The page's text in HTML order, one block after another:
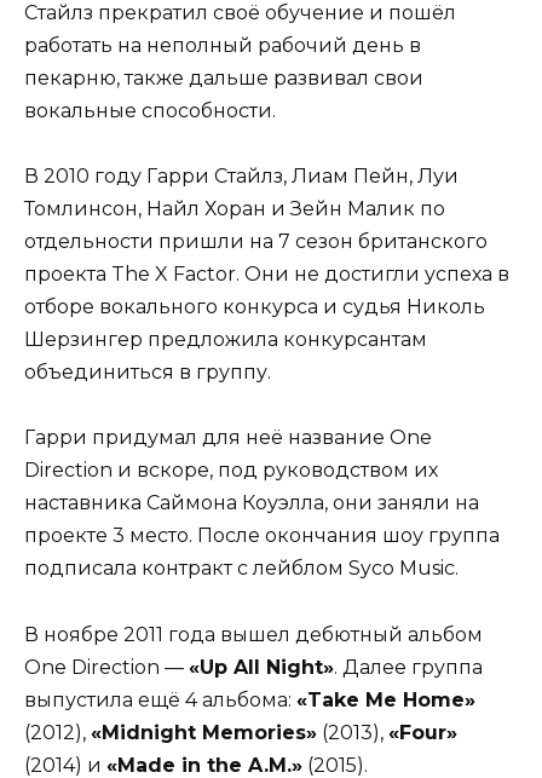
Стайлз прекратил своё обучение и пошёл
работать на неполный рабочий день в
пекарню, также дальше развивал свои
вокальные способности.
В 2010 году Гарри Стайлз, Лиам Пейн, Луи
Томлинсон, Найл Хоран и Зейн Малик по
отдельности пришли на 7 сезон британского
проекта The X Factor. Они не достигли успеха в
отборе вокального конкурса и судья Николь
Шерзингер предложила конкурсантам
объединиться в группу.
Гарри придумал для неё название One
Direction и вскоре, под руководством их
наставника Саймона Коуэлла, они заняли на
проекте 3 место. После окончания шоу группа
подписала контракт с лейблом Syco Music.
В ноябре 2011 года вышел дебютный альбом
One Direction — «Up All Night». Далее группа
выпустила ещё 4 альбома: «Take Me Home»
(2012), «Midnight Memories» (2013), «Four»
(2014) и «Made in the A.M.» (2015).